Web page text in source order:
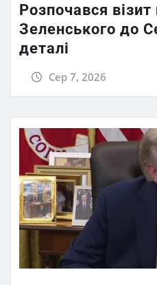
Розпочався
Зеленського до
деталі
Сер 7, 2026